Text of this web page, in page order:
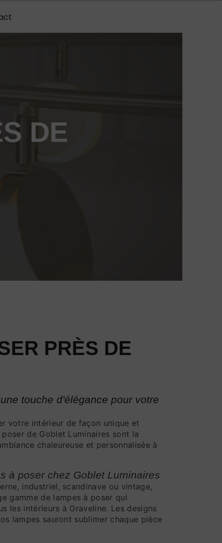
DE
PRÈS DE
touche d'élégance pour votre
votre intérieur de façon unique et
de Goblet Luminaires sont la
chaleureuse et personnalisée à
à poser chez Goblet Luminaires
industriel, scandinave ou vintage,
gamme de lampes à poser qui
les intérieurs à Graveline. Les designs
lampes sauront sublimer chaque pièce